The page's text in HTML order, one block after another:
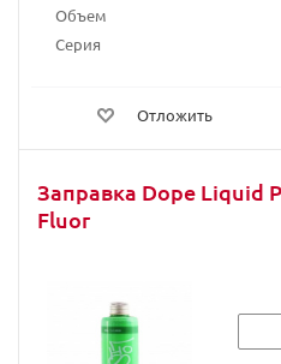
Объем
Серия
Отложить
Заправка Dope Liquid
Fluor